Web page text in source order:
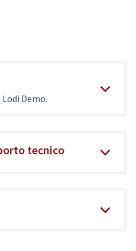
Demo.
tecnico